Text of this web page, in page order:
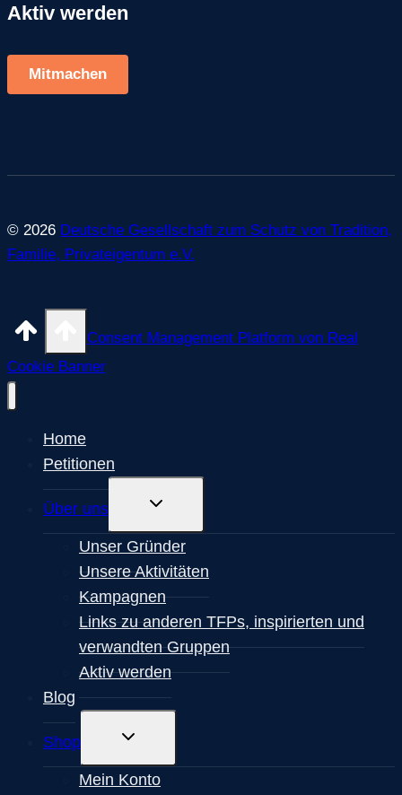
Aktiv werden
Mitmachen
© 2026 Deutsche Gesellschaft zum Schutz von Tradition,
Familie, Privateigentum e.V.
Consent Management Platform von Real
Cookie Banner
Home
Petitionen
Über uns
Untermenü
Unser Gründer
Unsere Aktivitäten
Kampagnen
Links zu anderen TFPs, inspirierten und
verwandten Gruppen
Aktiv werden
Blog
Shop
Untermenü
Mein Konto